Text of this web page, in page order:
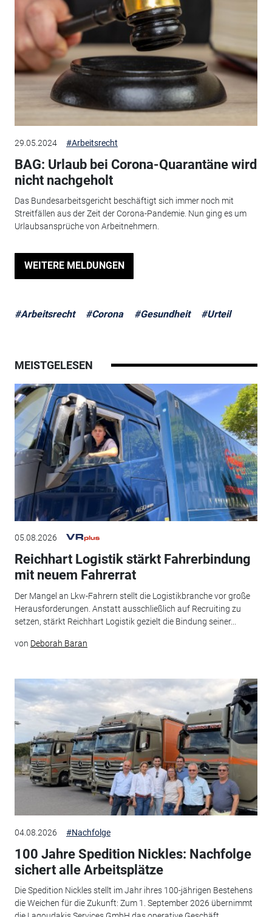
29.05.2024 #Arbeitsrecht
BAG: Urlaub bei Corona-Quarantäne wird
nicht nachgeholt
Das Bundesarbeitsgericht beschäftigt sich immer noch mit
Streitfällen aus der Zeit der Corona-Pandemie. Nun ging es um
Urlaubsansprüche von Arbeitnehmern.
WEITERE MELDUNGEN
#Arbeitsrecht #Corona #Gesundheit #Urteil
MEISTGELESEN
05.08.2026
Reichhart Logistik stärkt Fahrerbindung
mit neuem Fahrerrat
Der Mangel an Lkw-Fahrern stellt die Logistikbranche vor große
Herausforderungen. Anstatt ausschließlich auf Recruiting zu
setzen, stärkt Reichhart Logistik gezielt die Bindung seiner...
von Deborah Baran
04.08.2026 #Nachfolge
100 Jahre Spedition Nickles: Nachfolge
sichert alle Arbeitsplätze
Die Spedition Nickles stellt im Jahr ihres 100-jährigen Bestehens
die Weichen für die Zukunft: Zum 1. September 2026 übernimmt